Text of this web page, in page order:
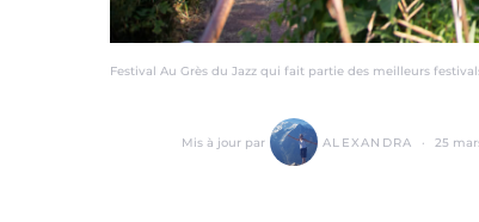
Festival Au Grès du Jazz qui fait partie des meilleurs
Mis à jour par ALEXANDRA 25